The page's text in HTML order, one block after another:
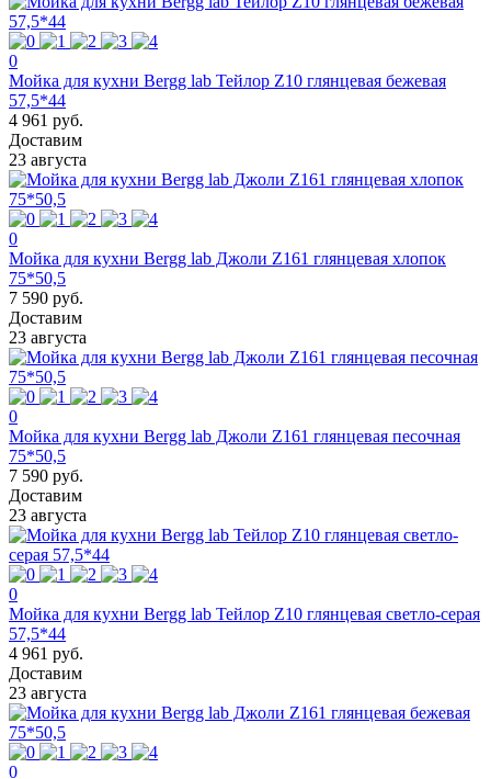
0
Мойка для кухни Bergg lab Тейлор Z10 глянцевая бежевая
57,5*44
4 961 руб.
Доставим
23 августа
0
Мойка для кухни Bergg lab Джоли Z161 глянцевая хлопок
75*50,5
7 590 руб.
Доставим
23 августа
0
Мойка для кухни Bergg lab Джоли Z161 глянцевая песочная
75*50,5
7 590 руб.
Доставим
23 августа
0
Мойка для кухни Bergg lab Тейлор Z10 глянцевая светло-серая
57,5*44
4 961 руб.
Доставим
23 августа
0